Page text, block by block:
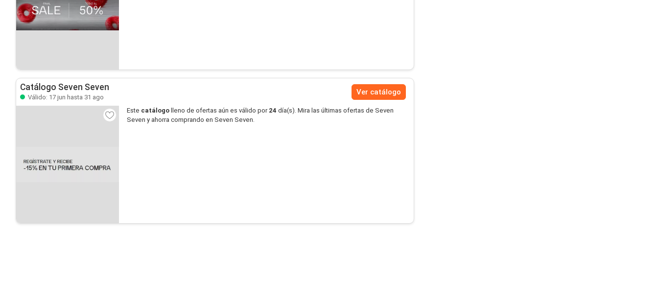
Catálogo Seven Seven
Válido: 17 jun hasta 31 ago
Ver catálogo
Este catálogo lleno de ofertas aún es válido por 24 día(s). Mira las últimas ofertas de Seven
Seven y ahorra comprando en Seven Seven.